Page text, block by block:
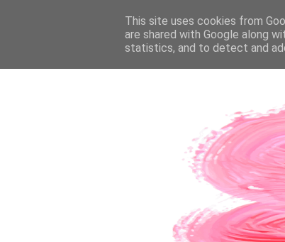
PÁGINA INICIAL SOBRE A AUTORA
This site uses cookies from
are shared with Google along
statistics, and to detect and